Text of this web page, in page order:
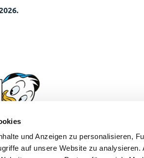
und Anzeigen zu personalisieren,
auf unsere Website zu